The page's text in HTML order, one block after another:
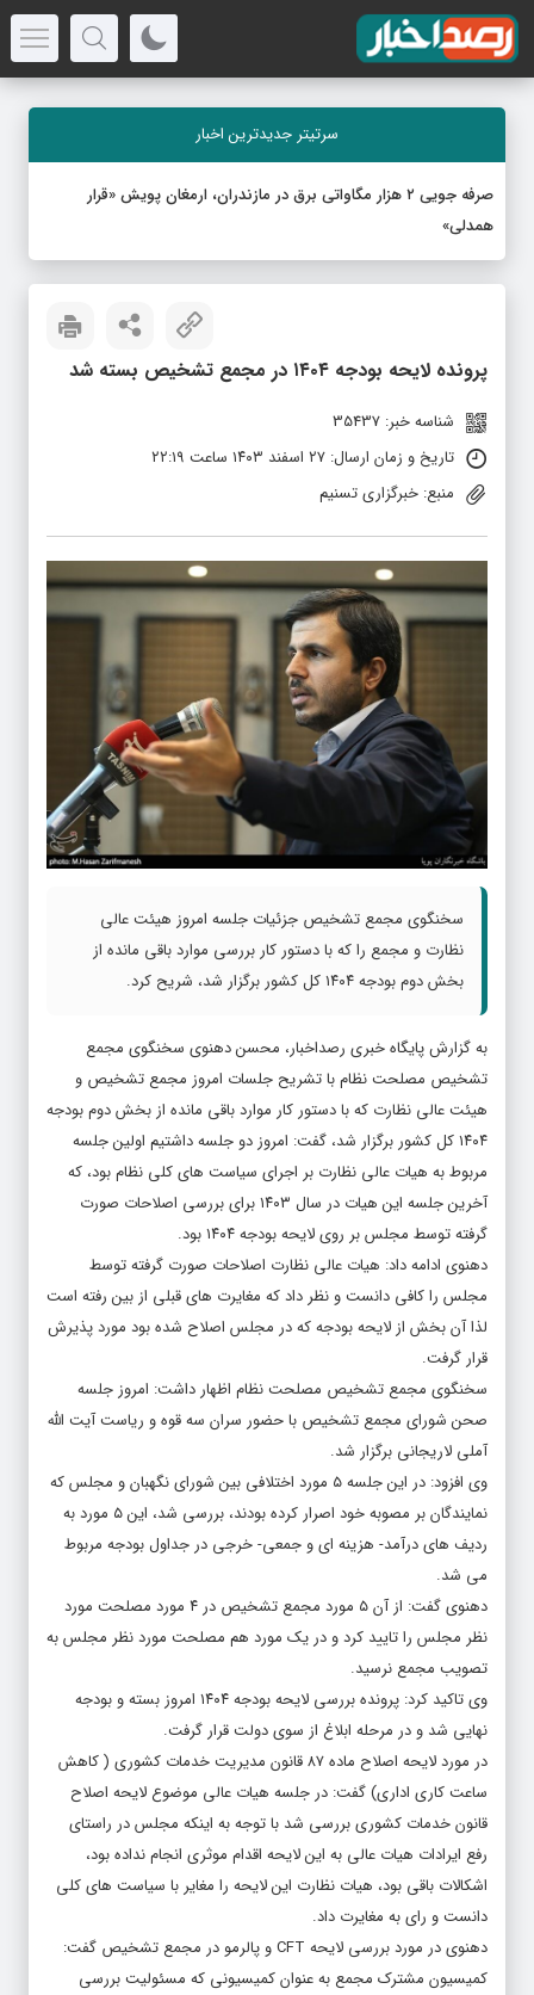
سرتیتر جدیدترین اخبار
صرفه جویی ۲ هزار مگاواتی برق در مازندران، ارمغان پویش «قرار
همدلی»
پرونده لایحه بودجه ۱۴۰۴ در مجمع تشخیص بسته شد
شناسه خبر: 35437
تاریخ و زمان ارسال: ۲۷ اسفند ۱۴۰۳ ساعت ۲۲:۱۹
منبع: خبرگزاری تسنیم
سخنگوی مجمع تشخیص جزئیات جلسه امروز هیئت عالی
نظارت و مجمع را که با دستور کار بررسی موارد باقی مانده از
بخش دوم بودجه ۱۴۰۴ کل کشور برگزار شد، شریح کرد.
به گزارش پایگاه خبری رصداخبار، محسن دهنوی سخنگوی مجمع
تشخیص مصلحت نظام با تشریح جلسات امروز مجمع تشخیص و
هیئت عالی نظارت که با دستور کار موارد باقی مانده از بخش دوم بودجه
۱۴۰۴ کل کشور برگزار شد، گفت: امروز دو جلسه داشتیم اولین جلسه
مربوط به هیات عالی نظارت بر اجرای سیاست های کلی نظام بود، که
آخرین جلسه این هیات در سال ۱۴۰۳ برای بررسی اصلاحات صورت
گرفته توسط مجلس بر روی لایحه بودجه ۱۴۰۴ بود.
دهنوی ادامه داد: هیات عالی نظارت اصلاحات صورت گرفته توسط
مجلس را کافی دانست و نظر داد که مغایرت های قبلی از بین رفته است
لذا آن بخش از لایحه بودجه که در مجلس اصلاح شده بود مورد پذیرش
قرار گرفت.
سخنگوی مجمع تشخیص مصلحت نظام اظهار داشت: امروز جلسه
صحن شورای مجمع تشخیص با حضور سران سه قوه و ریاست آیت الله
آملی لاریجانی برگزار شد.
وی افزود: در این جلسه ۵ مورد اختلافی بین شورای نگهبان و مجلس که
نمایندگان بر مصوبه خود اصرار کرده بودند، بررسی شد، این ۵ مورد به
ردیف های درآمد- هزینه ای و جمعی- خرجی در جداول بودجه مربوط
می شد.
دهنوی گفت: از آن ۵ مورد مجمع تشخیص در ۴ مورد مصلحت مورد
نظر مجلس را تایید کرد و در یک مورد هم مصلحت مورد نظر مجلس به
تصویب مجمع نرسید.
وی تاکید کرد: پرونده بررسی لایحه بودجه ۱۴۰۴ امروز بسته و بودجه
نهایی شد و در مرحله ابلاغ از سوی دولت قرار گرفت.
در مورد لایحه اصلاح ماده ۸۷ قانون مدیریت خدمات کشوری ( کاهش
ساعت کاری اداری) گفت: در جلسه هیات عالی موضوع لایحه اصلاح
قانون خدمات کشوری بررسی شد با توجه به اینکه مجلس در راستای
رفع ایرادات هیات عالی به این لایحه اقدام موثری انجام نداده بود،
اشکالات باقی بود، هیات نظارت این لایحه را مغایر با سیاست های کلی
دانست و رای به مغایرت داد.
دهنوی در مورد بررسی لایحه CFT و پالرمو در مجمع تشخیص گفت:
کمیسیون مشترک مجمع به عنوان کمیسیونی که مسئولیت بررسی